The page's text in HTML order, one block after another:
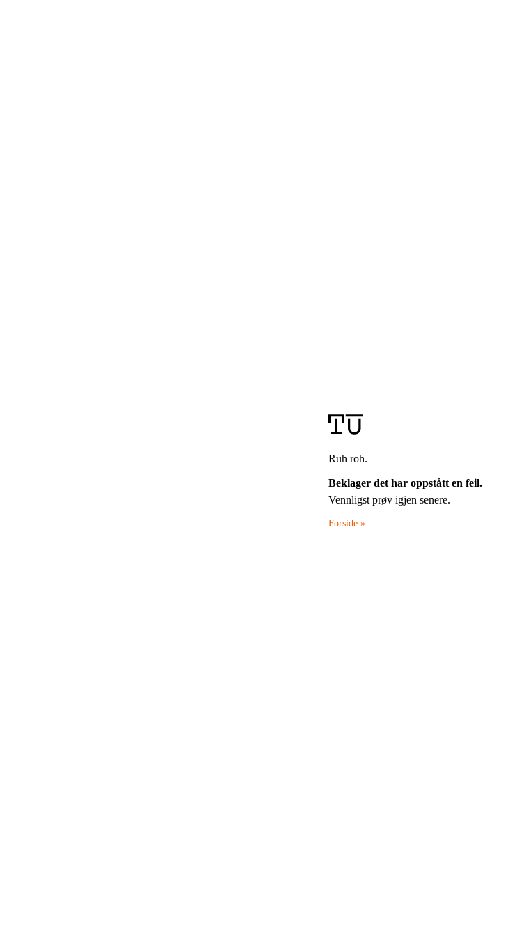
Ruh roh.
Beklager det har oppstått en feil.
Vennligst prøv igjen senere.
Forside »